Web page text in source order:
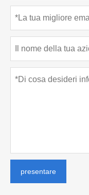
presentare